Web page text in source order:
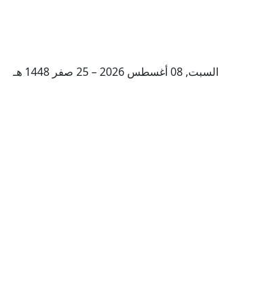
السبت, 08 أغسطس 2026 – 25 صفر 1448 هـ